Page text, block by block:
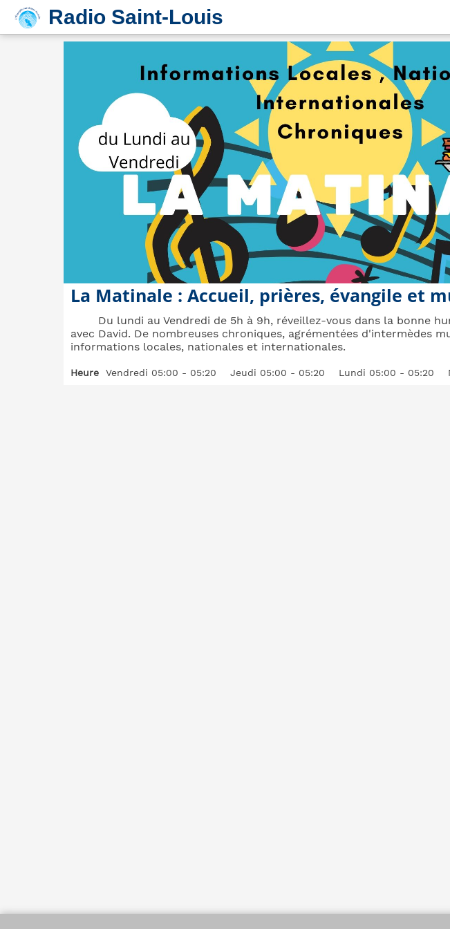
Radio Saint-Louis
La Matinale : Accueil, prières, évangile et
Du lundi au Vendredi de 5h à 9h, réveillez-vous dans la bonne
avec David. De nombreuses chroniques, agrémentées d'intermèdes
informations locales, nationales et internationales.
Heure Vendredi 05:00 - 05:20 Jeudi 05:00 - 05:20 Lundi 05:00 - 05:20